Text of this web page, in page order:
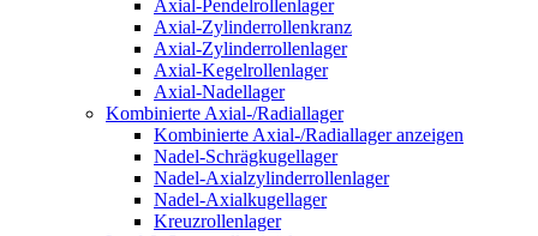
Axial-Pendelrollenlager
Axial-Zylinderrollenkranz
Axial-Zylinderrollenlager
Axial-Kegelrollenlager
Axial-Nadellager
Kombinierte Axial-/Radiallager
Kombinierte Axial-/Radiallager anzeigen
Nadel-Schrägkugellager
Nadel-Axialzylinderrollenlager
Nadel-Axialkugellager
Kreuzrollenlager